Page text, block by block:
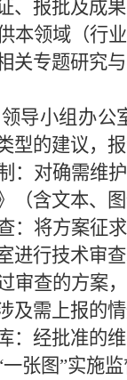
、报批及成
领域（行业
关专题研究
小组办公
型的建议，
对确需维护
（含文本、
将方案征求
进行技术审
查的方案，
及需上报的
经批准的维
张图”实施